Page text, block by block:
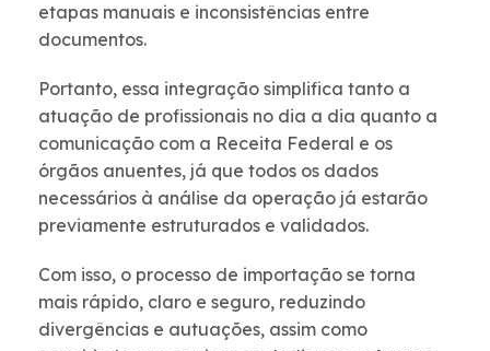
etapas manuais e inconsistências entre
documentos.
Portanto, essa integração simplifica tanto a
atuação de profissionais no dia a dia quanto a
comunicação com a Receita Federal e os
órgãos anuentes, já que todos os dados
necessários à análise da operação já estarão
previamente estruturados e validados.
Com isso, o processo de importação se torna
mais rápido, claro e seguro, reduzindo
divergências e autuações, assim como